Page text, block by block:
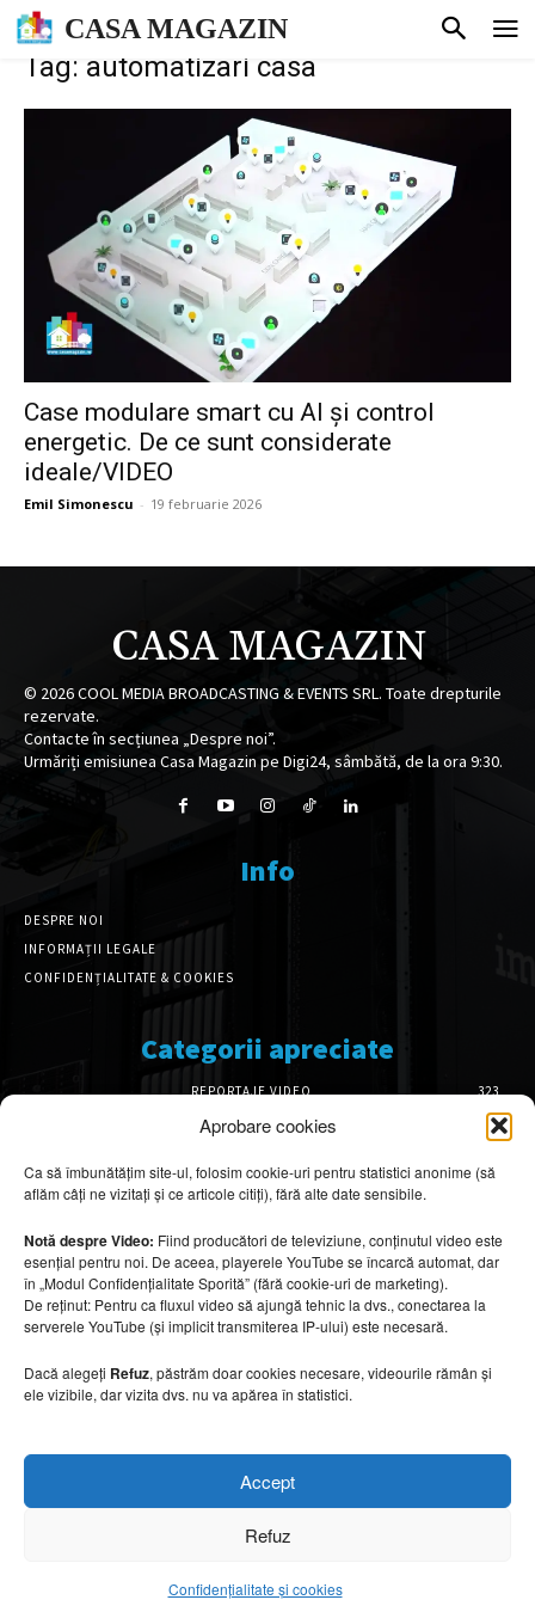
Aprobare cookies
Ca să îmbunătățim site-ul, folosim cookie-uri pentru statistici anonime (să
aflăm câți ne vizitați și ce articole citiți), fără alte date sensibile.
Notă despre Video: Fiind producători de televiziune, conținutul video este
esențial pentru noi. De aceea, playerele YouTube se încarcă automat, dar
în „Modul Confidențialitate Sporită” (fără cookie-uri de marketing).
De reținut: Pentru ca fluxul video să ajungă tehnic la dvs., conectarea la
serverele YouTube (și implicit transmiterea IP-ului) este necesară.
Dacă alegeți Refuz, păstrăm doar cookies necesare, videourile rămân și
ele vizibile, dar vizita dvs. nu va apărea în statistici.
Accept
Refuz
Confidențialitate și cookies
CASA MAGAZIN
Tag: automatizari casa
Case modulare smart cu AI și control
energetic. De ce sunt considerate
ideale/VIDEO
Emil Simonescu - 19 februarie 2026
CASA MAGAZIN
© 2026COOL MEDIA BROADCASTING & EVENTS SRL. Toate drepturile
rezervate.
Contacte în secțiunea „Despre noi”.
Urmăriți emisiunea Casa Magazin pe Digi24, sâmbătă, de la ora 9:30.
Info
DESPRE NOI
INFORMAȚII LEGALE
CONFIDENȚIALITATE & COOKIES
Categorii apreciate
REPORTAJE VIDEO
323
AMENAJĂRI INTERIOARE
126
DESIGN INTERIOR
64
ARHITECTURĂ & DESIGN
OPINII & ANALIZE
43
Articole recomandate
Mobilier rezistent la soare și temperaturi
10 august 2026
Turismul marocan, între riaduri și refugii
10 august 2026